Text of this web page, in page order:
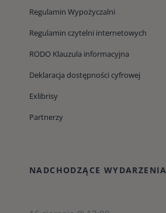
Regulamin Wypożyczalni
Regulamin czytelni internetowych
RODO Klauzula informacyjna
Deklaracja dostępności cyfrowej
Exlibrisy
Partnerzy
NADCHODZĄCE WYDARZENIA